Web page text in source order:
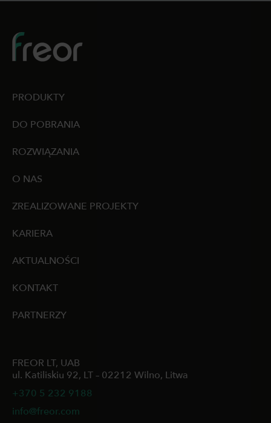
FREOR LT, UAB
ul. Katiliskiu 92, LT – 02212 Wilno, Litwa
+370 5 232 9188
info@freor.com
PRODUKTY
DO POBRANIA
ROZWIĄZANIA
O NAS
ZREALIZOWANE PROJEKTY
KARIERA
AKTUALNOŚCI
KONTAKT
PARTNERZY